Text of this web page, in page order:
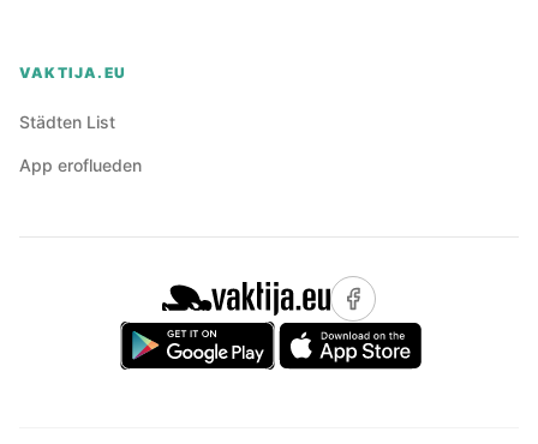
VAKTIJA.EU
Städten List
App eroflueden